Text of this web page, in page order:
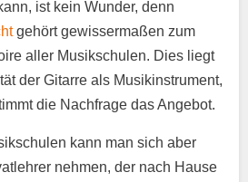
ist kein Wunder, denn
gehört gewissermaßen zum
aller Musikschulen. Dies liegt
der Gitarre als Musikinstrument,
die Nachfrage das Angebot.
kann man sich aber
nehmen, der nach Hause